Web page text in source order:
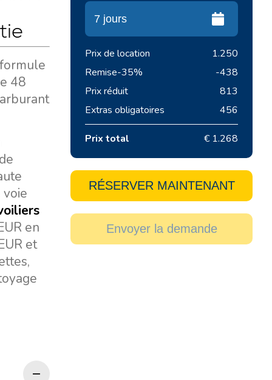
48
en
et
Prix de location
1.250
Remise-35%
-438
Prix réduit
813
Extras obligatoires
456
Prix total € 1.268
RÉSERVER MAINTENANT
Envoyer la demande